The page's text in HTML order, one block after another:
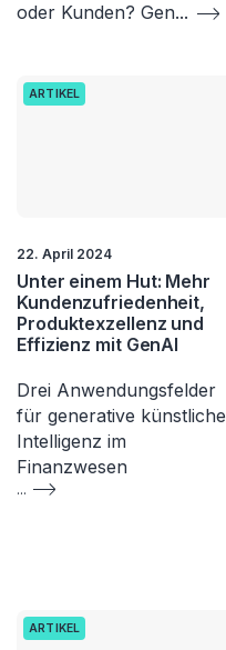
oder Kunden? Gen...
ARTIKEL
22. April 2024
Unter einem Hut: Mehr
Kundenzufriedenheit,
Produktexzellenz und
Effizienz mit GenAI​
Drei Anwendungsfelder
für generative künstliche
Intelligenz im
Finanzwesen
...
ARTIKEL